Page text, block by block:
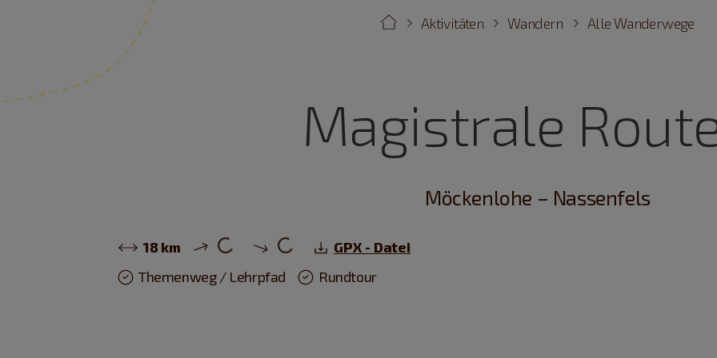
Alle Wanderwege
Wandern
Aktivitäten
Magistrale
Möckenlohe – Nassenfels
18 km
GPX - Datei
Themenweg / Lehrpfad
Rundtour